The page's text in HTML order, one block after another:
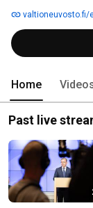
by the Government
valtioneuvosto.fi/
Home
Past live